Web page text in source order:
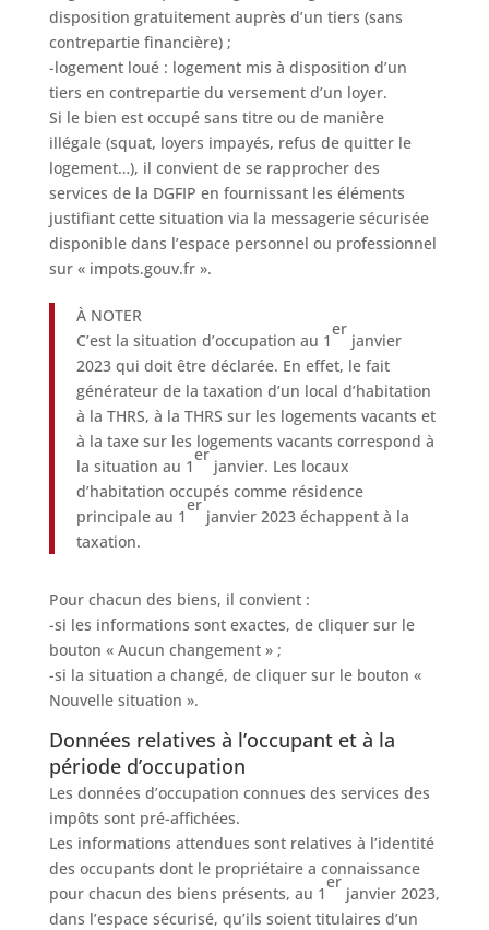
disposition gratuitement auprès d’un tiers (sans
contrepartie financière) ;
-logement loué : logement mis à disposition d’un
tiers en contrepartie du versement d’un loyer.
Si le bien est occupé sans titre ou de manière
illégale (squat, loyers impayés, refus de quitter le
logement…), il convient de se rapprocher des
services de la DGFIP en fournissant les éléments
justifiant cette situation via la messagerie sécurisée
disponible dans l’espace personnel ou professionnel
sur « impots.gouv.fr ».
À NOTER
C’est la situation d’occupation au 1
er
janvier
2023 qui doit être déclarée. En effet, le fait
générateur de la taxation d’un local d’habitation
à la THRS, à la THRS sur les logements vacants et
à la taxe sur les logements vacants correspond à
la situation au 1
er
janvier. Les locaux
d’habitation occupés comme résidence
principale au 1
er
janvier 2023 échappent à la
taxation.
Pour chacun des biens, il convient :
-si les informations sont exactes, de cliquer sur le
bouton « Aucun changement » ;
-si la situation a changé, de cliquer sur le bouton «
Nouvelle situation ».
Données relatives à l’occupant et à la
période d’occupation
Les données d’occupation connues des services des
impôts sont pré-affichées.
Les informations attendues sont relatives à l’identité
des occupants dont le propriétaire a connaissance
pour chacun des biens présents, au 1
er
janvier 2023,
dans l’espace sécurisé, qu’ils soient titulaires d’un